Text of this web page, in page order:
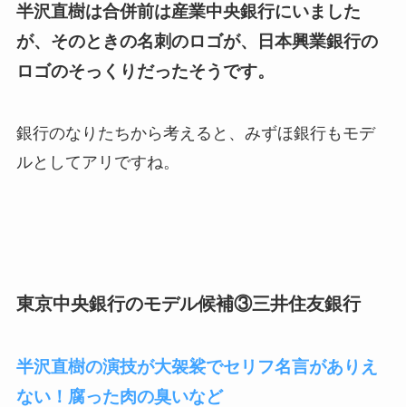
半沢直樹は合併前は産業中央銀行にいました
が、そのときの名刺のロゴが、日本興業銀行の
ロゴのそっくりだったそうです。
銀行のなりたちから考えると、みずほ銀行もモデ
ルとしてアリですね。
東京中央銀行のモデル候補③三井住友銀行
半沢直樹の演技が大袈裟でセリフ名言がありえ
ない！腐った肉の臭いなど